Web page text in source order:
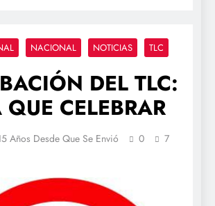
NACIONAL NOTICIAS TLC
DEL TLC:
CELEBRAR
Años Desde Que Se Envió 0
7